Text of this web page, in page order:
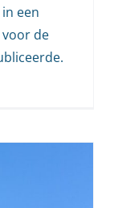
een
de